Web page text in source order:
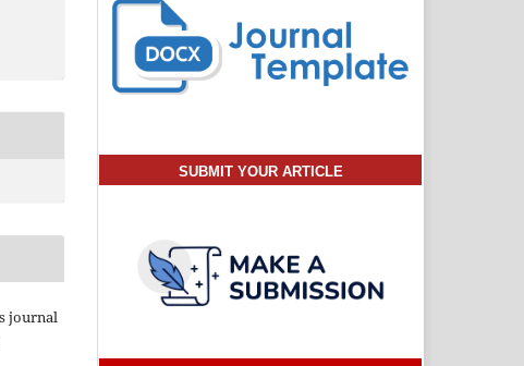
journal
SUBMIT YOUR ARTICLE